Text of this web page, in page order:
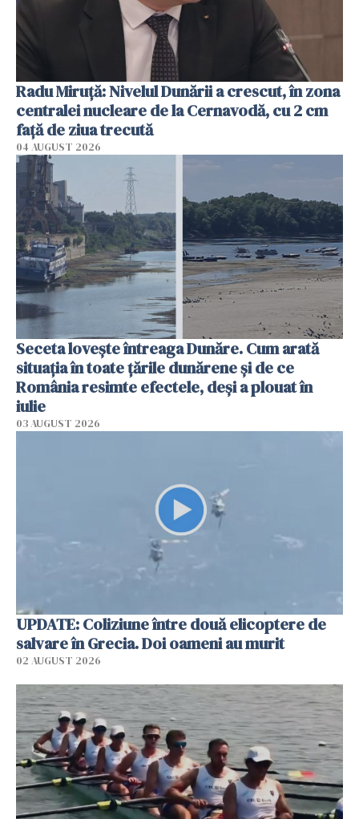
Radu Miruţă: Nivelul Dunării a crescut, în zona
centralei nucleare de la Cernavodă, cu 2 cm
faţă de ziua trecută
04 AUGUST 2026
Seceta lovește întreaga Dunăre. Cum arată
situația în toate țările dunărene și de ce
România resimte efectele, deși a plouat în
iulie
03 AUGUST 2026
UPDATE: Coliziune între două elicoptere de
salvare în Grecia. Doi oameni au murit
02 AUGUST 2026